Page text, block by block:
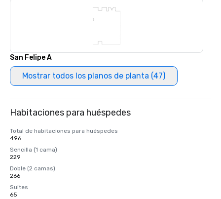
San Felipe A
Mostrar todos los planos de planta (47)
Habitaciones para huéspedes
Total de habitaciones para huéspedes
496
Sencilla (1 cama)
229
Doble (2 camas)
266
Suites
65